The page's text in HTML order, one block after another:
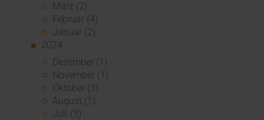
März (2)
Februar (4)
Januar (2)
2024
Dezember (1)
November (1)
Oktober (3)
August (1)
Juli (3)